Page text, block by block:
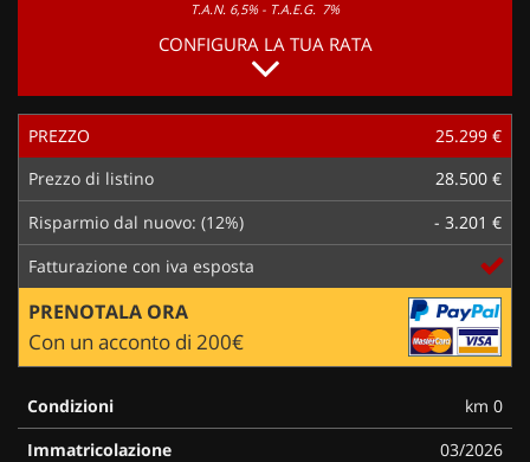
T.A.N. 6,5% - T.A.E.G. 7%
CONFIGURA LA TUA RATA
PREZZO
25.299 €
Prezzo di listino
28.500 €
Risparmio dal nuovo: (12%)
- 3.201 €
Fatturazione con iva esposta
PRENOTALA ORA
Con un acconto di 200€
Condizioni
km 0
Immatricolazione
03/2026